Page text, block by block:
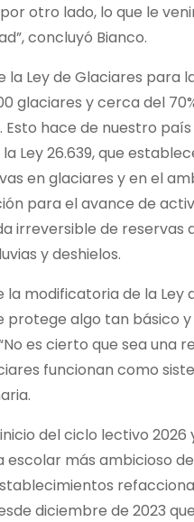
otro lado, lo que le
concluyó Bianco.
Ley de Glaciares para
glaciares y cerca del
hace de nuestro
Ley 26.639, que
en glaciares y en el
para el avance de
irreversible de reservas
y deshielos.
modificatoria de la Ley
protege algo tan básico y
es cierto que sea una
funcionan como
del ciclo lectivo
más ambicioso
diciembre de 2023